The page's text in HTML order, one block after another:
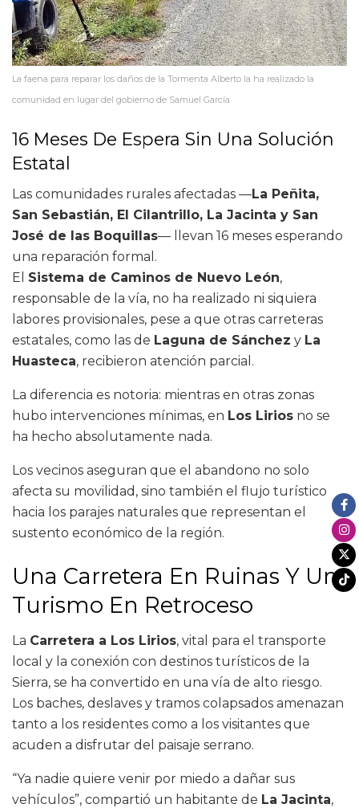
La faena para reparar los daños de la Tormenta Alberto la ha realizado la
comunidad en lugar del gobierno de Samuel García
16 Meses De Espera Sin Una Solución
Estatal
Las comunidades rurales afectadas —La Peñita,
San Sebastián, El Cilantrillo, La Jacinta y San
José de las Boquillas— llevan 16 meses esperando
una reparación formal.
El Sistema de Caminos de Nuevo León,
responsable de la vía, no ha realizado ni siquiera
labores provisionales, pese a que otras carreteras
estatales, como las de Laguna de Sánchez y La
Huasteca, recibieron atención parcial.
La diferencia es notoria: mientras en otras zonas
hubo intervenciones mínimas, en Los Lirios no se
ha hecho absolutamente nada.
Los vecinos aseguran que el abandono no solo
afecta su movilidad, sino también el flujo turístico
hacia los parajes naturales que representan el
sustento económico de la región.
Una Carretera En Ruinas Y Un
Turismo En Retroceso
La Carretera a Los Lirios, vital para el transporte
local y la conexión con destinos turísticos de la
Sierra, se ha convertido en una vía de alto riesgo.
Los baches, deslaves y tramos colapsados amenazan
tanto a los residentes como a los visitantes que
acuden a disfrutar del paisaje serrano.
“Ya nadie quiere venir por miedo a dañar sus
vehículos”, compartió un habitante de La Jacinta,